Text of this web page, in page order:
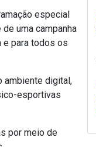
especial
uma campanha
para todos os
ambiente digital,
esportivas
por meio de